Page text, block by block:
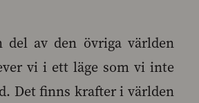
del av den övriga världen
vi i ett läge som vi inte
Det finns krafter i världen